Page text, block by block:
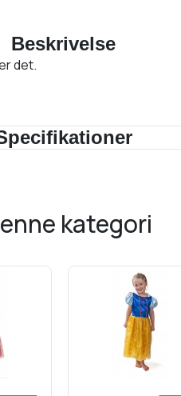
Beskrivelse
det.
kategori